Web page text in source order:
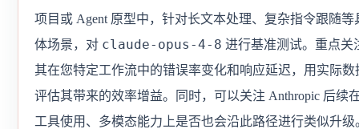
项目或 Agent 原型中，针对长文本处理、复杂指令跟随等
体场景，对 claude-opus-4-8 进行基准测试。重点关
其在您特定工作流中的错误率变化和响应延迟，用实际数
评估其带来的效率增益。同时，可以关注 Anthropic 后续
工具使用、多模态能力上是否也会沿此路径进行类似升级